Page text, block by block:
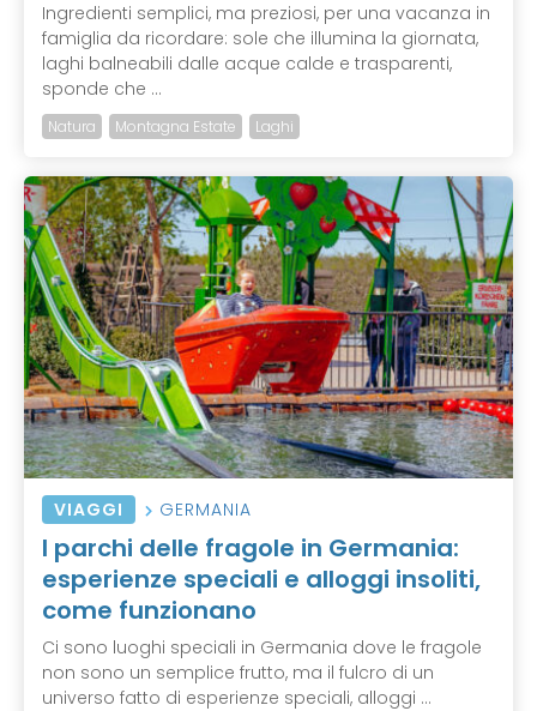
Ingredienti semplici, ma preziosi, per una vacanza in
famiglia da ricordare: sole che illumina la giornata,
laghi balneabili dalle acque calde e trasparenti,
sponde che ...
Natura Montagna Estate Laghi
VIAGGI GERMANIA
I parchi delle fragole in Germania:
esperienze speciali e alloggi insoliti,
come funzionano
Ci sono luoghi speciali in Germania dove le fragole
non sono un semplice frutto, ma il fulcro di un
universo fatto di esperienze speciali, alloggi ...